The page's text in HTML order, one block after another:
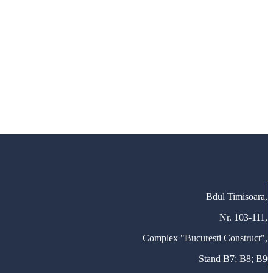
Bdul Timisoara,
Nr. 103-111,
Complex "Bucuresti Construct",
Stand B7; B8; B9